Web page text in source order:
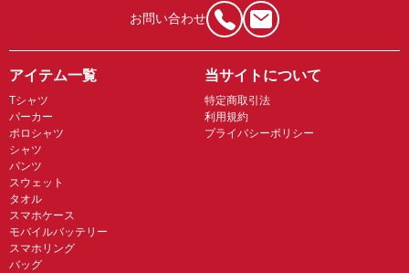
お問い合わせ
アイテム一覧
Tシャツ
パーカー
ポロシャツ
シャツ
パンツ
スウェット
タオル
スマホケース
モバイルバッテリー
スマホリング
バッグ
当サイトについて
特定商取引法
利用規約
プライバシーポリシー